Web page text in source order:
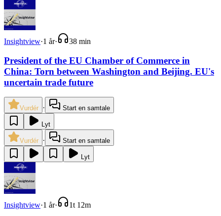
Insightview·1 år· 38 min
President of the EU Chamber of Commerce in
China: Torn between Washington and Beijing. EU's
uncertain trade future
Vurdér · Start en samtale
Lyt
Vurdér · Start en samtale
Lyt
Insightview·1 år· 1t 12m